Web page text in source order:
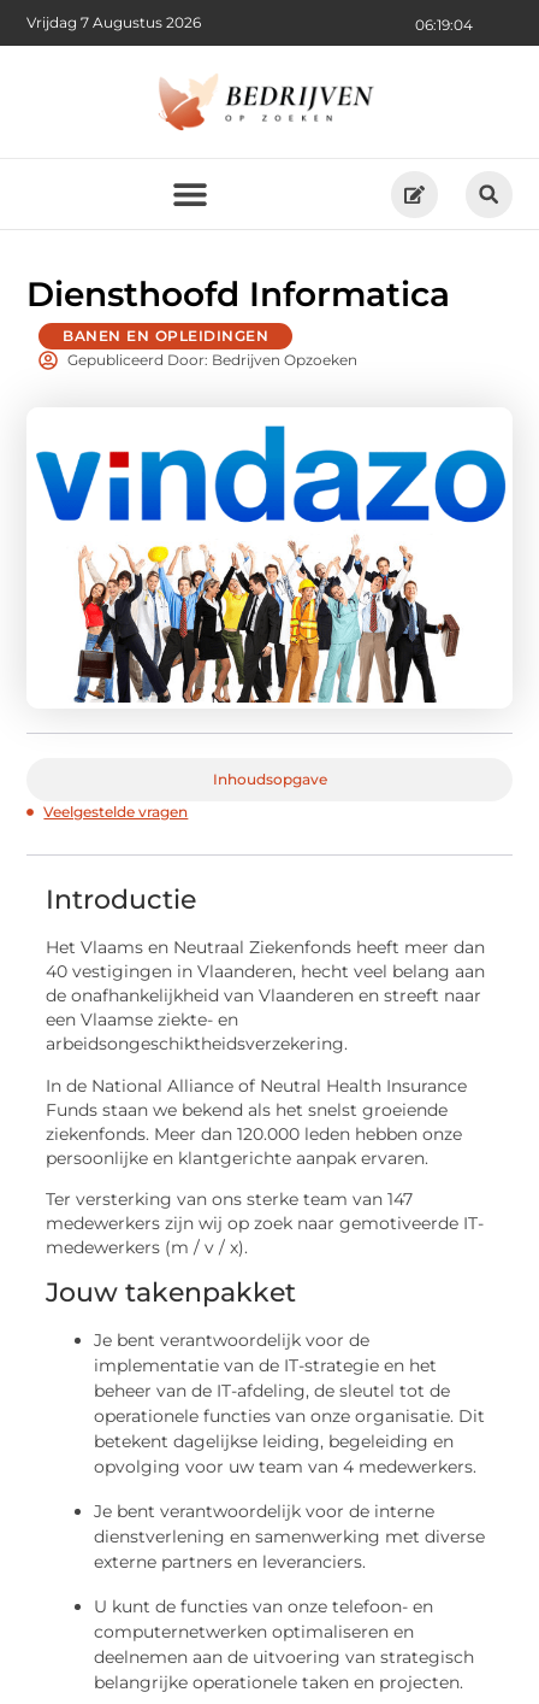
06:19:05
Vrijdag 7 Augustus 2026
Diensthoofd Informatica
BANEN EN OPLEIDINGEN
Gepubliceerd Door: Bedrijven Opzoeken
Inhoudsopgave
Veelgestelde vragen
Introductie
Het Vlaams en Neutraal Ziekenfonds heeft meer dan
40 vestigingen in Vlaanderen, hecht veel belang aan
de onafhankelijkheid van Vlaanderen en streeft naar
een Vlaamse ziekte- en
arbeidsongeschiktheidsverzekering.
In de National Alliance of Neutral Health Insurance
Funds staan ​​we bekend als het snelst groeiende
ziekenfonds. Meer dan 120.000 leden hebben onze
persoonlijke en klantgerichte aanpak ervaren.
Ter versterking van ons sterke team van 147
medewerkers zijn wij op zoek naar gemotiveerde IT-
medewerkers (m / v / x).
Jouw takenpakket
Je bent verantwoordelijk voor de
implementatie van de IT-strategie en het
beheer van de IT-afdeling, de sleutel tot de
operationele functies van onze organisatie. Dit
betekent dagelijkse leiding, begeleiding en
opvolging voor uw team van 4 medewerkers.
Je bent verantwoordelijk voor de interne
dienstverlening en samenwerking met diverse
externe partners en leveranciers.
U kunt de functies van onze telefoon- en
computernetwerken optimaliseren en
deelnemen aan de uitvoering van strategisch
belangrijke operationele taken en projecten.